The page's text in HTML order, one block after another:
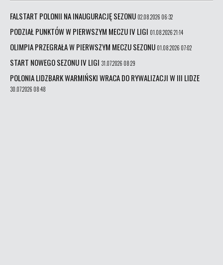
FALSTART POLONII NA INAUGURACJĘ SEZONU 02.08.2026 06:32
PODZIAŁ PUNKTÓW W PIERWSZYM MECZU IV LIGI 01.08.2026 21:14
OLIMPIA PRZEGRAŁA W PIERWSZYM MECZU SEZONU 01.08.2026 07:02
START NOWEGO SEZONU IV LIGI 31.07.2026 08:29
POLONIA LIDZBARK WARMIŃSKI WRACA DO RYWALIZACJI W III LIDZE
30.07.2026 08:48